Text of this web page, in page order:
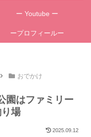
ー Youtube ー
ープロフィールー
おでかけ
園はファミリー
場
2025.09.12